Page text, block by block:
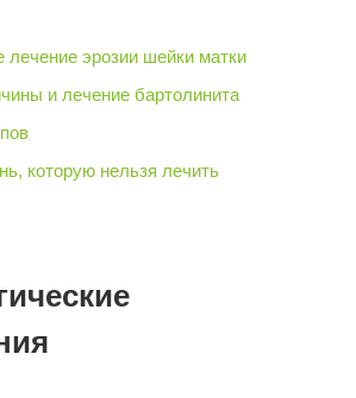
лечение эрозии шейки матки
и лечение бартолинита
которую нельзя лечить